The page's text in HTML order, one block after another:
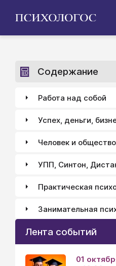
Содержание
Работа над собой
Успех, деньги,
Человек и общество
УПП, Синтон,
Практическая
Занимательная
Лента событий
01